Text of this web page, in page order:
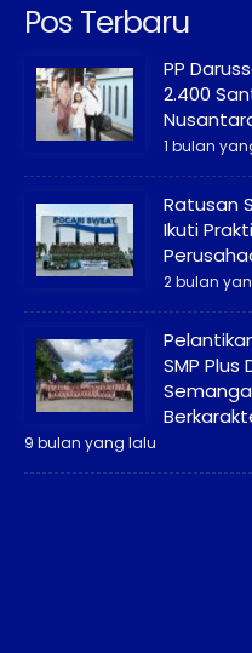
Pos Terbaru
PP
2.400
1 bulan
Ratusan
Ikuti
2 bulan
SMP
9 bulan yang lalu